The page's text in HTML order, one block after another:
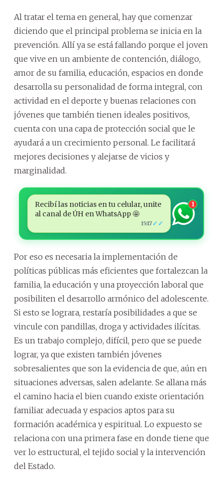
Al tratar el tema en general, hay que comenzar
diciendo que el principal problema se inicia en la
prevención. Allí ya se está fallando porque el joven
que vive en un ambiente de contención, diálogo,
amor de su familia, educación, espacios en donde
desarrolla su personalidad de forma integral, con
actividad en el deporte y buenas relaciones con
jóvenes que también tienen ideales positivos,
cuenta con una capa de protección social que le
ayudará a un crecimiento personal. Le facilitará
mejores decisiones y alejarse de vicios y
marginalidad.
Recibí las noticias en tu celular, unite
al canal de ÚH en WhatsApp 🤩
15:17 ✓✓
1
Por eso es necesaria la implementación de
políticas públicas más eficientes que fortalezcan la
familia, la educación y una proyección laboral que
posibiliten el desarrollo armónico del adolescente.
Si esto se lograra, restaría posibilidades a que se
vincule con pandillas, droga y actividades ilícitas.
Es un trabajo complejo, difícil, pero que se puede
lograr, ya que existen también jóvenes
sobresalientes que son la evidencia de que, aún en
situaciones adversas, salen adelante. Se allana más
el camino hacia el bien cuando existe orientación
familiar adecuada y espacios aptos para su
formación académica y espiritual. Lo expuesto se
relaciona con una primera fase en donde tiene que
ver lo estructural, el tejido social y la intervención
del Estado.